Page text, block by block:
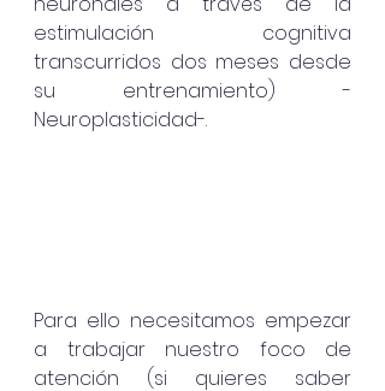
estimulación cognitiva
transcurridos dos meses desde
su entrenamiento) -
Neuroplasticidad-.
Para ello necesitamos empezar
a trabajar nuestro foco de